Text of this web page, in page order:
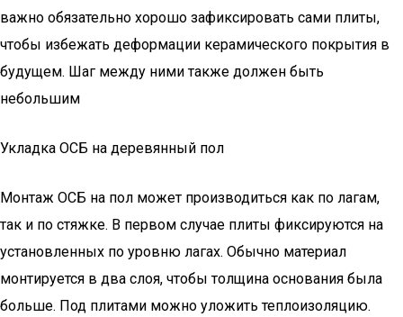
важно обязательно хорошо зафиксировать сами плиты,
чтобы избежать деформации керамического покрытия в
будущем. Шаг между ними также должен быть
небольшим
Укладка ОСБ на деревянный пол
Монтаж ОСБ на пол может производиться как по лагам,
так и по стяжке. В первом случае плиты фиксируются на
установленных по уровню лагах. Обычно материал
монтируется в два слоя, чтобы толщина основания была
больше. Под плитами можно уложить теплоизоляцию.